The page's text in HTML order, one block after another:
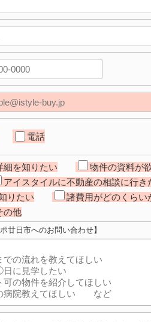
電話
細を知りたい 物件の資料が
アイスタイルに不動産の相談に行き
りたい
諸費用がどのくらい
の他
廿日市へのお問い合わせ】